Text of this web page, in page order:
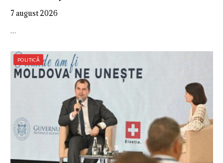
7 august 2026
…
POLITICĂ